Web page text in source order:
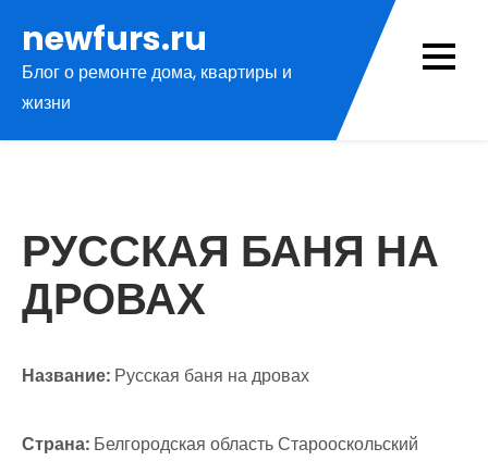
содержимому
newfurs.ru
Блог о ремонте дома, квартиры и
жизни
РУССКАЯ БАНЯ НА
ДРОВАХ
Название: Русская баня на дровах
Страна: Белгородская область Старооскольский